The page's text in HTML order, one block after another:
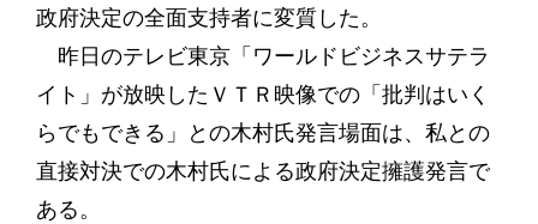
政府決定の全面支持者に変質した。
昨日のテレビ東京「ワールドビジネスサテラ
イト」が放映したＶＴＲ映像での「批判はいく
らでもできる」との木村氏発言場面は、私との
直接対決での木村氏による政府決定擁護発言で
ある。